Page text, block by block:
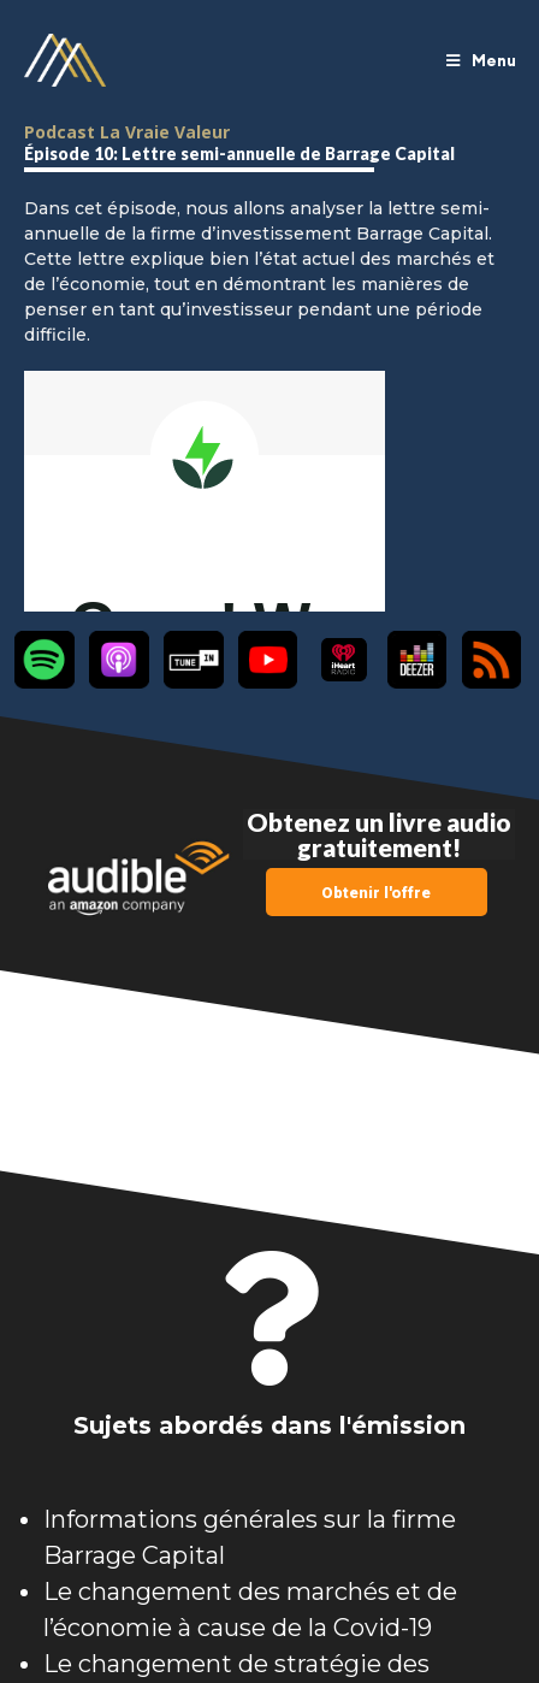
Menu
Podcast La Vraie Valeur
Épisode 10: Lettre semi-annuelle de Barrage Capital
Dans cet épisode, nous allons analyser la lettre semi-
annuelle de la firme d’investissement Barrage Capital.
Cette lettre explique bien l’état actuel des marchés et
de l’économie, tout en démontrant les manières de
penser en tant qu’investisseur pendant une période
difficile.
Obtenez un livre audio
gratuitement!
Obtenir l'offre
Sujets abordés dans l'émission
Informations générales sur la firme
Barrage Capital
Le changement des marchés et de
l’économie à cause de la Covid-19
Le changement de stratégie des